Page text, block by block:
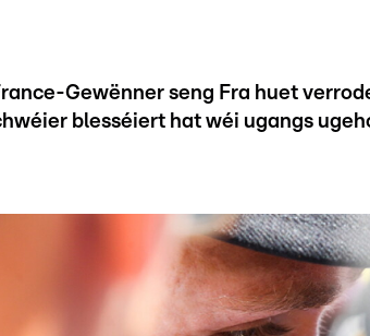
Gewënner seng Fra huet
blesséiert hat wéi ugangs